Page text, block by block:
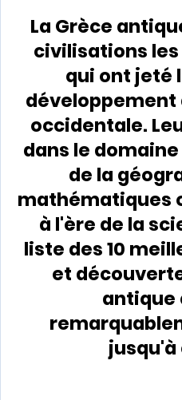
La Grèce
civilisations
qui ont jeté
occidentale.
dans le
de la
mathématiques
à l'ère de la
liste des 10
et
antique
jusqu'à